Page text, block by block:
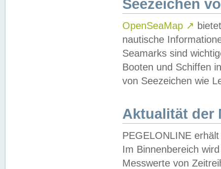
Seezeichen
OpenSeaMap ↗
nautische
Seamarks sind
Booten und Schiffen
von Seezeichen wie
Aktualität der
PEGELONLINE
Im Binnenbereich
Messwerte von